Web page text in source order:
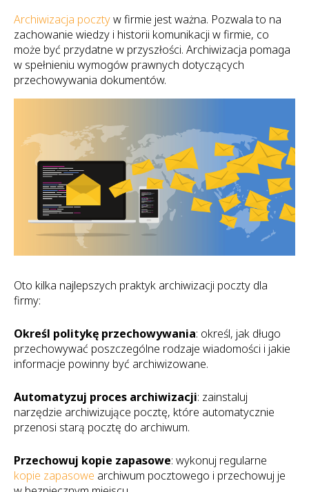
Serwery pocztowe
Sophos
Kontakt
Polityka prywatności
Archiwizacja pocztyw firmie jest ważna. Pozwala to na
zachowanie wiedzy i historii komunikacji w firmie, co
może być przydatne w przyszłości. Archiwizacja pomaga
w spełnieniu wymogów prawnych dotyczących
przechowywania dokumentów.
Oto kilka najlepszych praktyk archiwizacji poczty dla
firmy:
Określ politykę przechowywania: określ, jak długo
przechowywać poszczególne rodzaje wiadomości i jakie
informacje powinny być archiwizowane.
Automatyzuj proces archiwizacji: zainstaluj
narzędzie archiwizujące pocztę, które automatycznie
przenosi starą pocztę do archiwum.
Przechowuj kopie zapasowe: wykonuj regularne
kopie zapasowe archiwum pocztowego i przechowuj je